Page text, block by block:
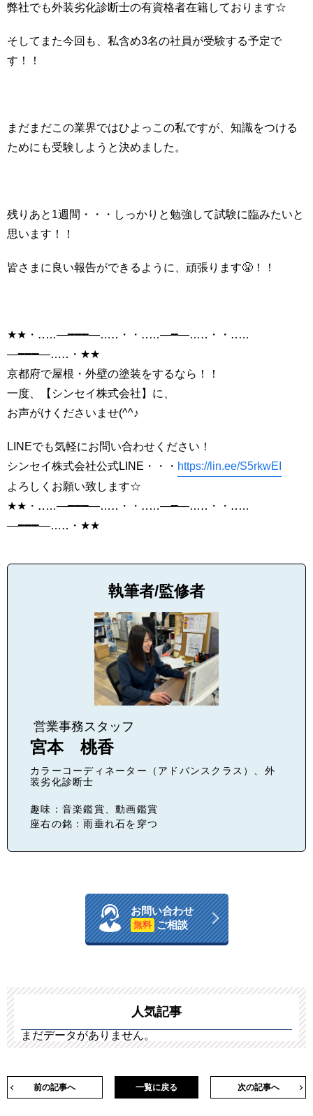
弊社でも外装劣化診断士の有資格者在籍しております☆
そしてまた今回も、私含め3名の社員が受験する予定で
す！！
まだまだこの業界ではひよっこの私ですが、知識をつける
ためにも受験しようと決めました。
残りあと1週間・・・しっかりと勉強して試験に臨みたいと
思います！！
皆さまに良い報告ができるように、頑張ります😤！！
★★・‥…―━━━―…‥・・‥…―━―…‥・・‥…
―━━━―…‥・★★
京都府で屋根・外壁の塗装をするなら！！
一度、【シンセイ株式会社】に、
お声がけくださいませ(^^♪
LINEでも気軽にお問い合わせください！
シンセイ株式会社公式LINE・・・ https://lin.ee/S5rkwEI
よろしくお願い致します☆
★★・‥…―━━━―…‥・・‥…―━―…‥・・‥…
―━━━―…‥・★★
執筆者/監修者
営業事務スタッフ
宮本 桃香
カラーコーディネーター（アドバンスクラス）、外
装劣化診断士
趣味：音楽鑑賞、動画鑑賞
座右の銘：雨垂れ石を穿つ
お問い合わせ
無料 ご相談
人気記事
まだデータがありません。
前の記事へ 次の記事へ
一覧に戻る